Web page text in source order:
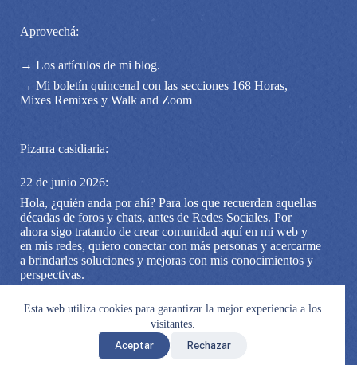
Esta web utiliza cookies para garantizar la mejor experiencia a los
visitantes.
Aceptar
Rechazar
Aprovechá:
→ Los artículos de mi blog.
→ Mi boletín quincenal con las secciones 168 Horas,
Mixes Remixes y Walk and Zoom
Pizarra casidiaria:
22 de junio 2026:
Hola, ¿quién anda por ahí? Para los que recuerdan aquellas
décadas de foros y chats, antes de Redes Sociales. Por
ahora sigo tratando de crear comunidad aquí en mi web y
en mis redes, quiero conectar con más personas y acercarme
a brindarles soluciones y mejoras con mis conocimientos y
perspectivas.
Instagram, podemos quedar en contacto ahí. Y mejor aún
(digo yo, porque me gusta mucho), si te anotás a mi boletín
© 2026 | Catalina Núñez - Asesora en Organización | Gracias